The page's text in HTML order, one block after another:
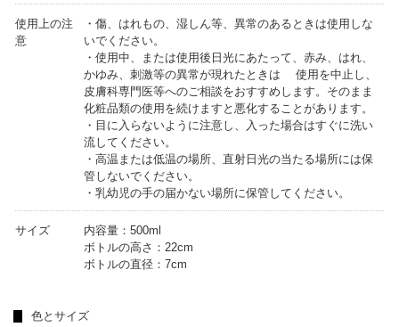
使用上の注
意
・傷、はれもの、湿しん等、異常のあるときは使用しな
いでください。
・使用中、または使用後日光にあたって、赤み、はれ、
かゆみ、刺激等の異常が現れたときは 使用を中止し、
皮膚科専門医等へのご相談をおすすめします。そのまま
化粧品類の使用を続けますと悪化することがあります。
・目に入らないように注意し、入った場合はすぐに洗い
流してください。
・高温または低温の場所、直射日光の当たる場所には保
管しないでください。
・乳幼児の手の届かない場所に保管してください。
サイズ
内容量：500ml
ボトルの高さ：22cm
ボトルの直径：7cm
色とサイズ